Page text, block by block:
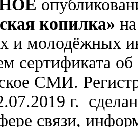
копилка»
и молодёжных
сертификата
СМИ.
г.
связи,